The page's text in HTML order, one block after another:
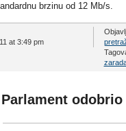
brzinu od 12 Mb/s.
at 3:49 pm